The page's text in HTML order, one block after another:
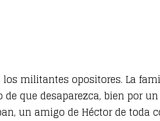
militantes opositores. La
que desaparezca, bien por
un amigo de Héctor de toda